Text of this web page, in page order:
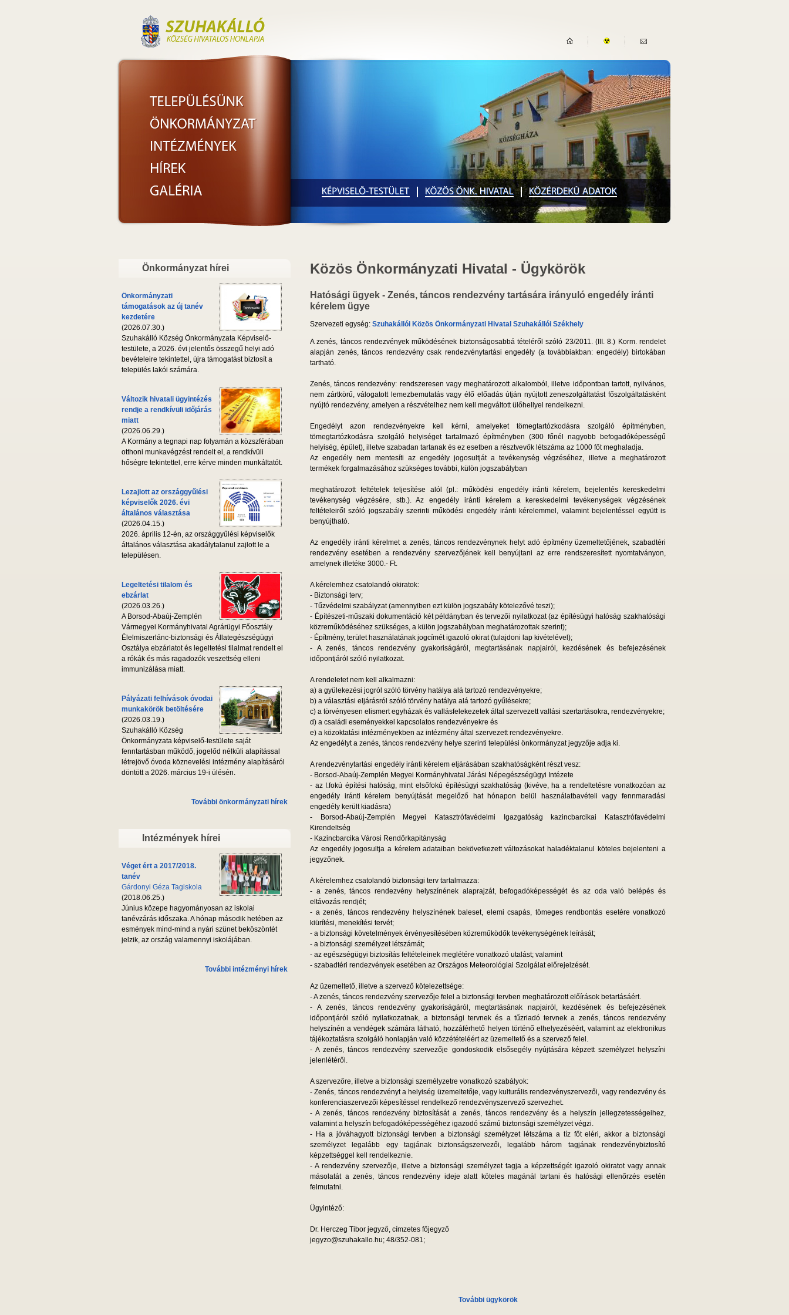
Önkormányzat hírei
Önkormányzati
támogatások az új tanév
kezdetére
(2026.07.30.)
Szuhakálló Község Önkormányzata Képviselő-
testülete, a 2026. évi jelentős összegű helyi adó
bevételeire tekintettel, újra támogatást biztosít a
település lakói számára.
Változik hivatali ügyintézés
rendje a rendkívüli időjárás
miatt
(2026.06.29.)
A Kormány a tegnapi nap folyamán a közszférában
otthoni munkavégzést rendelt el, a rendkívüli
hőségre tekintettel, erre kérve minden munkáltatót.
Lezajlott az országgyűlési
képviselők 2026. évi
általános választása
(2026.04.15.)
2026. április 12-én, az országgyűlési képviselők
általános választása akadálytalanul zajlott le a
településen.
Legeltetési tilalom és
ebzárlat
(2026.03.26.)
A Borsod-Abaúj-Zemplén
Vármegyei Kormányhivatal Agrárügyi Főosztály
Élelmiszerlánc-biztonsági és Állategészségügyi
Osztálya ebzárlatot és legeltetési tilalmat rendelt el
a rókák és más ragadozók veszettség elleni
immunizálása miatt.
Pályázati felhívások óvodai
munkakörök betöltésére
(2026.03.19.)
Szuhakálló Község
Önkormányzata képviselő-testülete saját
fenntartásban működő, jogelőd nélküli alapítással
létrejövő óvoda köznevelési intézmény alapításáról
döntött a 2026. március 19-i ülésén.
További önkormányzati hírek
Intézmények hírei
Véget ért a 2017/2018.
tanév
Gárdonyi Géza Tagiskola
(2018.06.25.)
Június közepe hagyományosan az iskolai
tanévzárás időszaka. A hónap második hetében az
esmények mind-mind a nyári szünet beköszöntét
jelzik, az ország valamennyi iskolájában.
További intézményi hírek
Közös Önkormányzati Hivatal - Ügykörök
Hatósági ügyek - Zenés, táncos rendezvény tartására irányuló engedély iránti
kérelem ügye
Szervezeti egység: Szuhakállói Közös Önkormányzati Hivatal Szuhakállói Székhely
A zenés, táncos rendezvények működésének biztonságosabbá tételéről szóló 23/2011. (III. 8.) Korm. rendelet
alapján zenés, táncos rendezvény csak rendezvénytartási engedély (a továbbiakban: engedély) birtokában
tartható.
Zenés, táncos rendezvény: rendszeresen vagy meghatározott alkalomból, illetve időpontban tartott, nyilvános,
nem zártkörű, válogatott lemezbemutatás vagy élő előadás útján nyújtott zeneszolgáltatást főszolgáltatásként
nyújtó rendezvény, amelyen a részvételhez nem kell megváltott ülőhellyel rendelkezni.
Engedélyt azon rendezvényekre kell kérni, amelyeket tömegtartózkodásra szolgáló építményben,
tömegtartózkodásra szolgáló helyiséget tartalmazó építményben (300 főnél nagyobb befogadóképességű
helyiség, épület), illetve szabadan tartanak és ez esetben a résztvevők létszáma az 1000 főt meghaladja.
Az engedély nem mentesíti az engedély jogosultját a tevékenység végzéséhez, illetve a meghatározott
termékek forgalmazásához szükséges további, külön jogszabályban
meghatározott feltételek teljesítése alól (pl.: működési engedély iránti kérelem, bejelentés kereskedelmi
tevékenység végzésére, stb.). Az engedély iránti kérelem a kereskedelmi tevékenységek végzésének
feltételeiről szóló jogszabály szerinti működési engedély iránti kérelemmel, valamint bejelentéssel együtt is
benyújtható.
Az engedély iránti kérelmet a zenés, táncos rendezvénynek helyt adó építmény üzemeltetőjének, szabadtéri
rendezvény esetében a rendezvény szervezőjének kell benyújtani az erre rendszeresített nyomtatványon,
amelynek illetéke 3000.- Ft.
A kérelemhez csatolandó okiratok:
- Biztonsági terv;
- Tűzvédelmi szabályzat (amennyiben ezt külön jogszabály kötelezővé teszi);
- Építészeti-műszaki dokumentáció két példányban és tervezői nyilatkozat (az építésügyi hatóság szakhatósági
közreműködéséhez szükséges, a külön jogszabályban meghatározottak szerint);
- Építmény, terület használatának jogcímét igazoló okirat (tulajdoni lap kivételével);
- A zenés, táncos rendezvény gyakoriságáról, megtartásának napjairól, kezdésének és befejezésének
időpontjáról szóló nyilatkozat.
A rendeletet nem kell alkalmazni:
a) a gyülekezési jogról szóló törvény hatálya alá tartozó rendezvényekre;
b) a választási eljárásról szóló törvény hatálya alá tartozó gyűlésekre;
c) a törvényesen elismert egyházak és vallásfelekezetek által szervezett vallási szertartásokra, rendezvényekre;
d) a családi eseményekkel kapcsolatos rendezvényekre és
e) a közoktatási intézményekben az intézmény által szervezett rendezvényekre.
Az engedélyt a zenés, táncos rendezvény helye szerinti települési önkormányzat jegyzője adja ki.
A rendezvénytartási engedély iránti kérelem eljárásában szakhatóságként részt vesz:
- Borsod-Abaúj-Zemplén Megyei Kormányhivatal Járási Népegészségügyi Intézete
- az I.fokú építési hatóság, mint elsőfokú építésügyi szakhatóság (kivéve, ha a rendeltetésre vonatkozóan az
engedély iránti kérelem benyújtását megelőző hat hónapon belül használatbavételi vagy fennmaradási
engedély került kiadásra)
- Borsod-Abaúj-Zemplén Megyei Katasztrófavédelmi Igazgatóság kazincbarcikai Katasztrófavédelmi
Kirendeltség
- Kazincbarcika Városi Rendőrkapitányság
Az engedély jogosultja a kérelem adataiban bekövetkezett változásokat haladéktalanul köteles bejelenteni a
jegyzőnek.
A kérelemhez csatolandó biztonsági terv tartalmazza:
- a zenés, táncos rendezvény helyszínének alaprajzát, befogadóképességét és az oda való belépés és
eltávozás rendjét;
- a zenés, táncos rendezvény helyszínének baleset, elemi csapás, tömeges rendbontás esetére vonatkozó
kiürítési, menekítési tervét;
- a biztonsági követelmények érvényesítésében közreműködők tevékenységének leírását;
- a biztonsági személyzet létszámát;
- az egészségügyi biztosítás feltételeinek meglétére vonatkozó utalást; valamint
- szabadtéri rendezvények esetében az Országos Meteorológiai Szolgálat előrejelzését.
Az üzemeltető, illetve a szervező kötelezettsége:
- A zenés, táncos rendezvény szervezője felel a biztonsági tervben meghatározott előírások betartásáért.
- A zenés, táncos rendezvény gyakoriságáról, megtartásának napjairól, kezdésének és befejezésének
időpontjáról szóló nyilatkozatnak, a biztonsági tervnek és a tűzriadó tervnek a zenés, táncos rendezvény
helyszínén a vendégek számára látható, hozzáférhető helyen történő elhelyezéséért, valamint az elektronikus
tájékoztatásra szolgáló honlapján való közzétételéért az üzemeltető és a szervező felel.
- A zenés, táncos rendezvény szervezője gondoskodik elsősegély nyújtására képzett személyzet helyszíni
jelenlétéről.
A szervezőre, illetve a biztonsági személyzetre vonatkozó szabályok:
- Zenés, táncos rendezvényt a helyiség üzemeltetője, vagy kulturális rendezvényszervezői, vagy rendezvény és
konferenciaszervezői képesítéssel rendelkező rendezvényszervező szervezhet.
- A zenés, táncos rendezvény biztosítását a zenés, táncos rendezvény és a helyszín jellegzetességeihez,
valamint a helyszín befogadóképességéhez igazodó számú biztonsági személyzet végzi.
- Ha a jóváhagyott biztonsági tervben a biztonsági személyzet létszáma a tíz főt eléri, akkor a biztonsági
személyzet legalább egy tagjának biztonságszervezői, legalább három tagjának rendezvénybiztosító
képzettséggel kell rendelkeznie.
- A rendezvény szervezője, illetve a biztonsági személyzet tagja a képzettségét igazoló okiratot vagy annak
másolatát a zenés, táncos rendezvény ideje alatt köteles magánál tartani és hatósági ellenőrzés esetén
felmutatni.
Ügyintéző:
Dr. Herczeg Tibor jegyző, címzetes főjegyző
jegyzo@szuhakallo.hu; 48/352-081;
További ügykörök